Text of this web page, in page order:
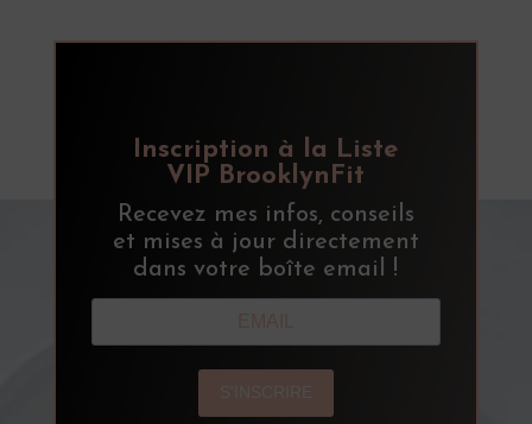
Inscription à la Liste
VIP BrooklynFit
Recevez mes infos, conseils
et mises à jour directement
dans votre boîte email !